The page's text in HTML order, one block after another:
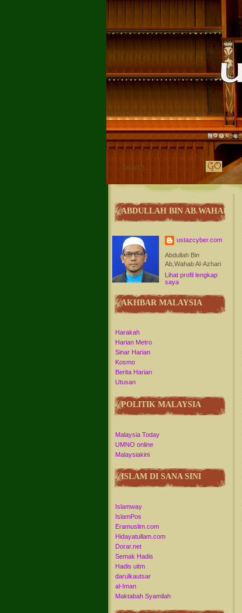
ABDULLAH BIN AB.WAHAB
ustazcyber.com
Abdullah Bin
Ab,Wahab Al-Azhari
Lihat profil lengkap
saya
AKHBAR MALAYSIA
Harakah
Harian Metro
Sinar Harian
Kosmo
Berita Harian
Utusan
POLITIK MALAYSIA
Malaysia Today
UMNO online
Malaysiakini
ISLAM DI SANA SINI
Islamway
IslamPos
Eramuslim.com
Hidayatullam.com
Dorar.net
Semak Hadis
Hadis uitm
darulkautsar
al-Iman
Maktabah Syamilah